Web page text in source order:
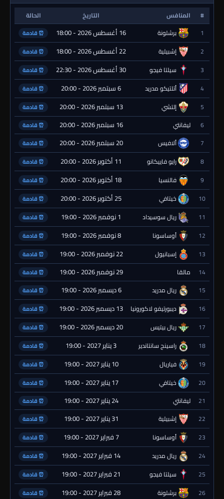
# المنافس التاريخ
الحالة
1
برشلونة 16 أغسطس 2026 - 18:00 ⏰ قادمة
2 إشبيلية 22 أغسطس 2026 - 18:00 ⏰ قادمة
3 سيلتا فيجو 30 أغسطس 2026 - 22:30 ⏰ قادمة
4 أتلتيكو مدريد 6 سبتمبر 2026 - 20:00 ⏰ قادمة
5 إلتشي 13 سبتمبر 2026 - 20:00 ⏰ قادمة
6 ليفانتي 16 سبتمبر 2026 - 20:00 ⏰ قادمة
7 ألافيس 20 سبتمبر 2026 - 20:00 ⏰ قادمة
8 رايو فاييكانو 11 أكتوبر 2026 - 20:00 ⏰ قادمة
9 فالنسيا 18 أكتوبر 2026 - 20:00 ⏰ قادمة
10 خيتافي 25 أكتوبر 2026 - 20:00 ⏰ قادمة
11 ريال سوسيداد 1 نوفمبر 2026 - 19:00 ⏰ قادمة
12 أوساسونا 8 نوفمبر 2026 - 19:00 ⏰ قادمة
13 إسبانيول 22 نوفمبر 2026 - 19:00 ⏰ قادمة
14 مالقا 29 نوفمبر 2026 - 19:00 ⏰ قادمة
15 ريال مدريد 6 ديسمبر 2026 - 19:00 ⏰ قادمة
16 ديبورتيفو لاكورونيا 13 ديسمبر 2026 - 19:00 ⏰ قادمة
17 ريال بيتيس 20 ديسمبر 2026 - 19:00 ⏰ قادمة
18 راسينج سانتاندير 3 يناير 2027 - 19:00 ⏰ قادمة
19 فياريال 10 يناير 2027 - 19:00 ⏰ قادمة
20 خيتافي 17 يناير 2027 - 19:00 ⏰ قادمة
21 ليفانتي 24 يناير 2027 - 19:00 ⏰ قادمة
22 إشبيلية 31 يناير 2027 - 19:00 ⏰ قادمة
23 أوساسونا 7 فبراير 2027 - 19:00 ⏰ قادمة
24 ريال مدريد 14 فبراير 2027 - 19:00 ⏰ قادمة
25 سيلتا فيجو 21 فبراير 2027 - 19:00 ⏰ قادمة
26 برشلونة 28 فبراير 2027 - 19:00 ⏰ قادمة